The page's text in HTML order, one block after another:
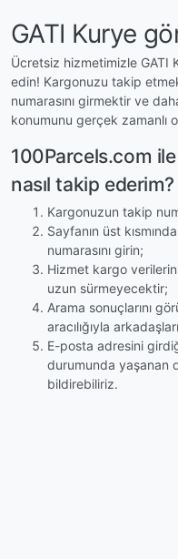
GATI Kurye
Ücretsiz hizmetimizle GATI
edin! Kargonuzu takip
numarasını girmektir ve
konumunu gerçek zamanlı
100Parcels.com
nasıl takip ederim?
Kargonuzun takip
Sayfanın üst
numarasını girin;
Hizmet kargo
uzun sürmeyecektir;
Arama sonuçlarını
aracılığıyla
E-posta adresini
durumunda yaşanan
bildirebiliriz.